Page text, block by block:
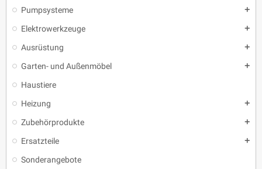
Pumpsysteme add
Elektrowerkzeuge add
Ausrüstung add
Garten- und Außenmöbel add
Haustiere
Heizung
add
Zubehörprodukte add
Ersatzteile add
Sonderangebote